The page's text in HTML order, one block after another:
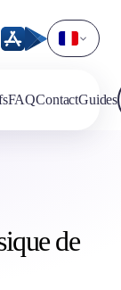
FAQContactGuides
de